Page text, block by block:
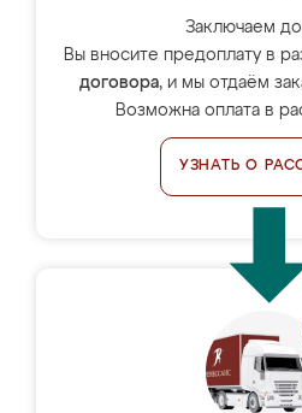
Заключаем
Вы вносите предоплату в
договора, и мы отдаём
Возможна оплата в
УЗНАТЬ О